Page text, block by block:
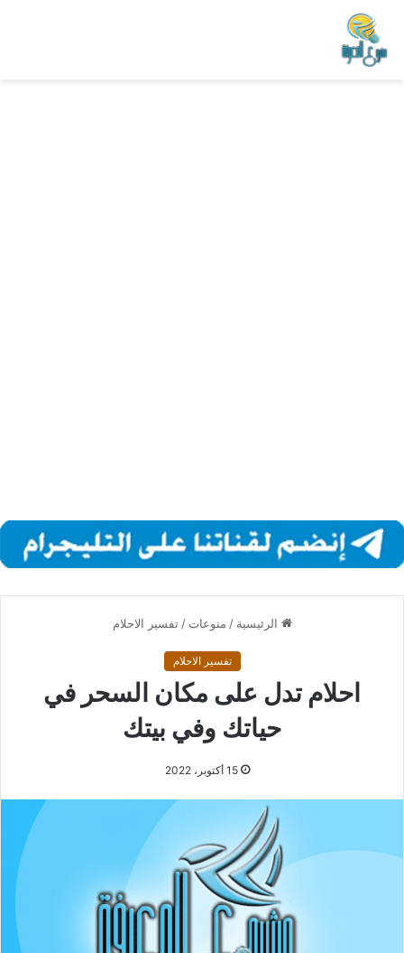
الرئيسية / منوعات / تفسير الاحلام
تفسير الاحلام
احلام تدل على مكان السحر في
حياتك وفي بيتك
15 أكتوبر، 2022